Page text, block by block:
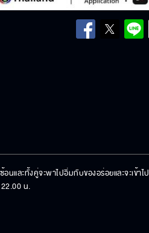
ละทั้งคู่จะพาไปอิ่มกับของอร่อยและจะเข้าไป
น.